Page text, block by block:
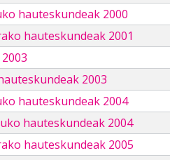
hauteskundeak 2000
hauteskundeak 2001
2003
hauteskundeak 2004
hauteskundeak 2004
hauteskundeak 2005